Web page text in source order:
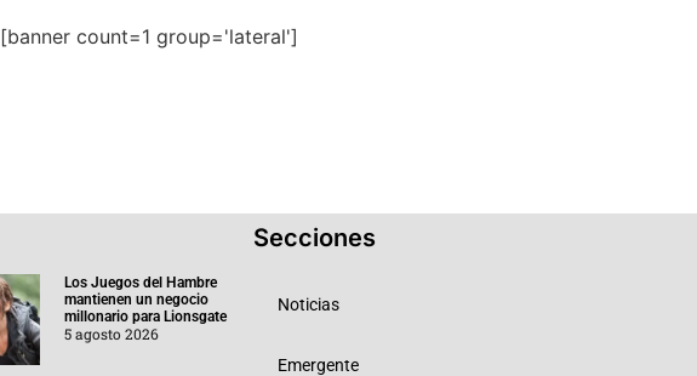
[banner count=1 group='lateral']
Los Juegos del Hambre
mantienen un negocio
millonario para Lionsgate
5 agosto 2026
Secciones
Noticias
Emergente